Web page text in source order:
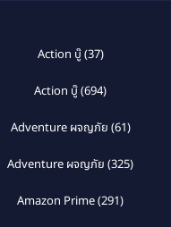
Action บู๊(37)
Action บู๊(694)
Adventure ผจญภัย (61)
Adventure ผจญภัย (325)
Amazon Prime(291)